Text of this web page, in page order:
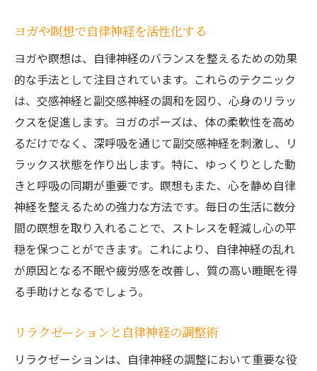
ヨガや瞑想で自律神経を活性化する
ヨガや瞑想は、自律神経のバランスを整えるための効果
的な手法として注目されています。これらのテクニック
は、交感神経と副交感神経の調和を図り、心身のリラッ
クスを促進します。ヨガのポーズは、体の柔軟性を高め
るだけでなく、深呼吸を通じて副交感神経を刺激し、リ
ラックス状態を作り出します。特に、ゆっくりとした動
きと呼吸の同期が重要です。瞑想もまた、心を静め自律
神経を整えるための強力な方法です。毎日の生活に数分
間の瞑想を取り入れることで、ストレスを軽減し心の平
穏を保つことができます。これにより、自律神経の乱れ
が原因となる不眠や疲労感を改善し、質の高い睡眠を得
る手助けとなるでしょう。
リラクゼーションと自律神経の調整術
リラクゼーションは、自律神経の調整において重要な役